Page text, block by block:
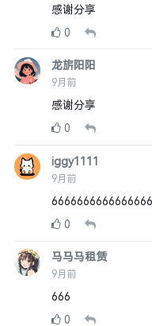
感谢分享
0
龙旂阳阳
9月前
感谢分享
0
iggy1111
9月前
0
马马马租赁
9月前
666
0